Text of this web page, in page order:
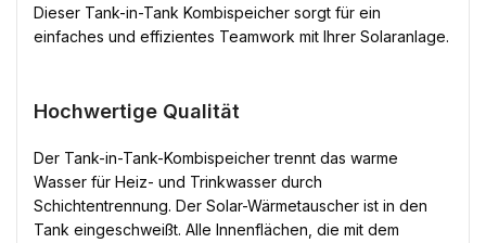
Dieser Tank-in-Tank Kombispeicher sorgt für ein
einfaches und effizientes Teamwork mit Ihrer Solaranlage.
Hochwertige Qualität
Der Tank-in-Tank-Kombispeicher trennt das warme
Wasser für Heiz- und Trinkwasser durch
Schichtentrennung. Der Solar-Wärmetauscher ist in den
Tank eingeschweißt. Alle Innenflächen, die mit dem